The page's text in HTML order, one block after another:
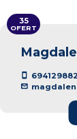
694129882
35
OFERT